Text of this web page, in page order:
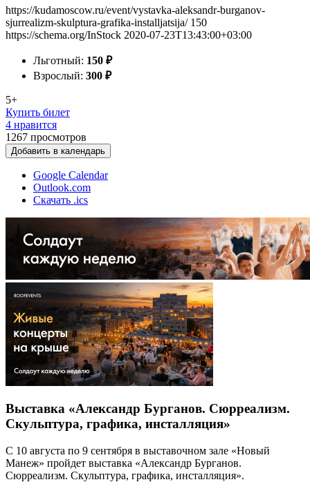
https://kudamoscow.ru/event/vystavka-aleksandr-burganov-
sjurrealizm-skulptura-grafika-installjatsija/ 150
https://schema.org/InStock 2020-07-23T13:43:00+03:00
Льготный: 150 ₽
Взрослый: 300 ₽
5+
Купить билет
4 нравится
1267 просмотров
Добавить в календарь
Google Calendar
Outlook.com
Скачать .ics
Выставка «Александр Бурганов. Сюрреализм.
Скульптура, графика, инсталляция»
С 10 августа по 9 сентября в выставочном зале «Новый
Манеж» пройдет выставка «Александр Бурганов.
Сюрреализм. Скульптура, графика, инсталляция».